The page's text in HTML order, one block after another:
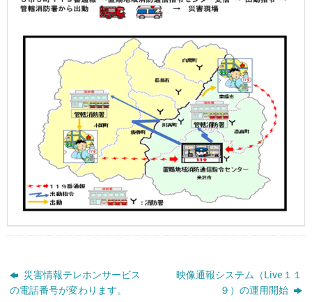
災害情報テレホンサービス
の電話番号が変わります。
映像通報システム（Ⅼive１１
９）の運用開始